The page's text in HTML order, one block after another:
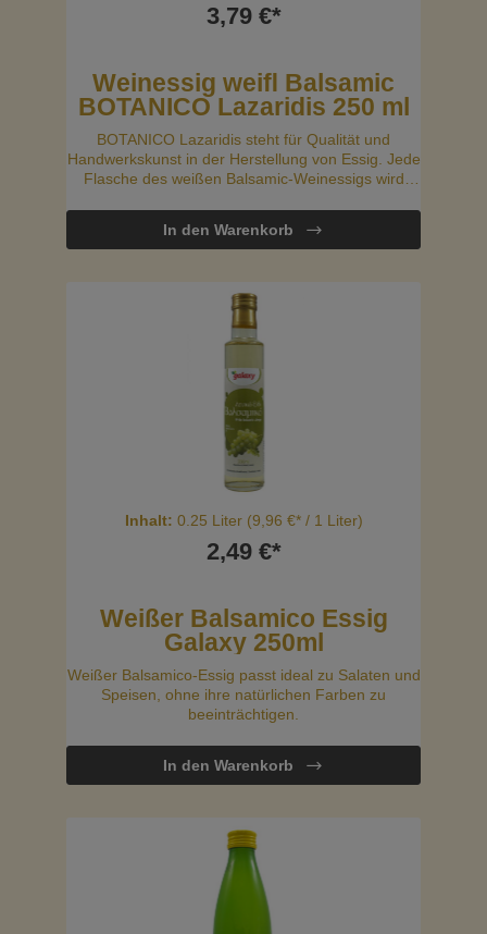
3,79 €*
Weinessig weiﬂ Balsamic
BOTANICO Lazaridis 250 ml
BOTANICO Lazaridis steht für Qualität und
Handwerkskunst in der Herstellung von Essig. Jede
Flasche des weißen Balsamic-Weinessigs wird
weißen Balsamic-Weinessig von BOTANICO
hergestellt und zeichnet sich durch seine helle
Farbe und seinen milden Geschmack aus.
In den Warenkorb
Inhalt: 0.25 Liter (9,96 €* / 1 Liter)
2,49 €*
Weißer Balsamico Essig
Galaxy 250ml
Weißer Balsamico-Essig passt ideal zu Salaten und
Speisen, ohne ihre natürlichen Farben zu
beeinträchtigen.
In den Warenkorb